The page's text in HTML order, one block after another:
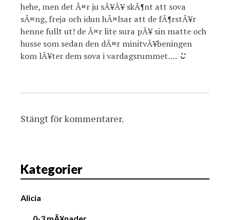
hehe, men det Ã¤r ju sÃ¥Ã¥ skÃ¶nt att sova
sÃ¤ng, freja och idun hÃ¤lsar att de fÃ¶rstÃ¥r
henne fullt ut! de Ã¤r lite sura pÃ¥ sin matte och
husse som sedan den dÃ¤r minitvÃ¥beningen
kom lÃ¥ter dem sova i vardagsrummet….
Stängt för kommentarer.
Kategorier
Alicia